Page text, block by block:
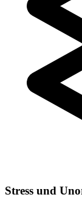
Stress und